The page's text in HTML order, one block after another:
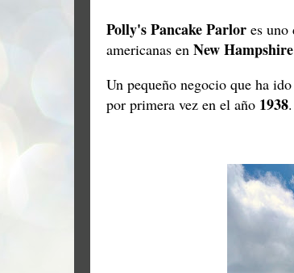
Polly's Pancake Parlor es uno
americanas en New Hampshire
Un pequeño negocio que ha
por primera vez en el año 1938.